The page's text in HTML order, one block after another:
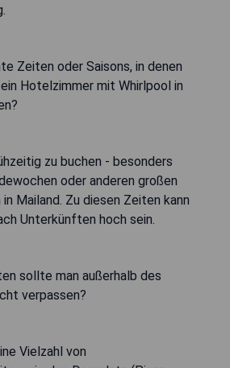
Zeiten oder Saisons, in denen
Hotelzimmer mit Whirlpool in
zu buchen - besonders
oder anderen großen
Mailand. Zu diesen Zeiten kann
Unterkünften hoch sein.
sollte man außerhalb des
verpassen?
Vielzahl von